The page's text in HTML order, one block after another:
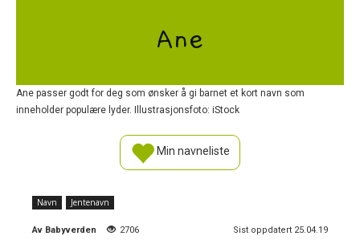
Ane
Ane passer godt for deg som ønsker å gi barnet et kort navn som
inneholder populære lyder. Illustrasjonsfoto: iStock
Min navneliste
Navn Jentenavn
Av Babyverden 2706 Sist oppdatert 25.04.19